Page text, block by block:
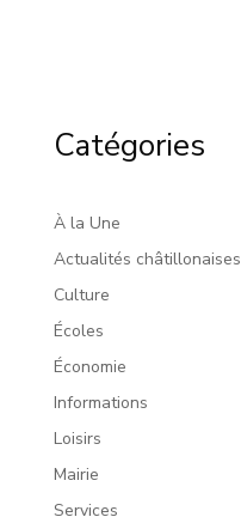
Catégories
À la Une
Actualités châtillonaises
Culture
Écoles
Économie
Informations
Loisirs
Mairie
Services